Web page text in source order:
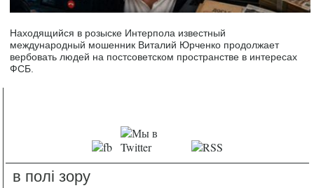
Находящийся в розыске Интерпола известный
международный мошенник Виталий Юрченко продолжает
вербовать людей на постсоветском пространстве в интересах
ФСБ.
в полі зору